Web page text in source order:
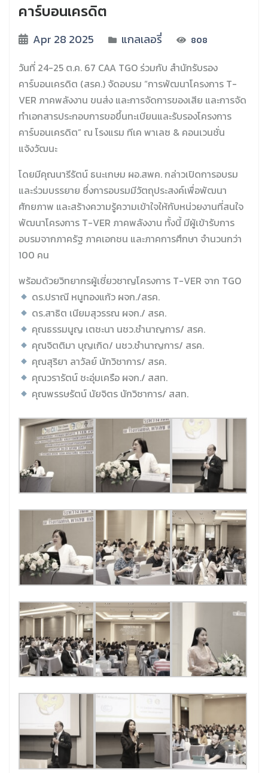
คาร์บอนเครดิต
Apr 28 2025 แกลเลอรี่ 808
วันที่ 24-25 ต.ค. 67 CAA TGO ร่วมกับ สำนักรับรอง
คาร์บอนเครดิต (สรค.) จัดอบรม “การพัฒนาโครงการ T-
VER ภาคพลังงาน ขนส่ง และการจัดการของเสีย และการจัด
ทำเอกสารประกอบการขอขึ้นทะเบียนและรับรองโครงการ
คาร์บอนเครดิต” ณ โรงแรม ทีเค พาเลซ & คอนเวนชั่น
แจ้งวัฒนะ
โดยมีคุณนารีรัตน์ ธนะเกษม ผอ.สพค. กล่าวเปิดการอบรม
และร่วมบรรยาย ซึ่งการอบรมมีวัตถุประสงค์เพื่อพัฒนา
ศักยภาพ และสร้างความรู้ความเข้าใจให้กับหน่วยงานที่สนใจ
พัฒนาโครงการ T-VER ภาคพลังงาน ทั้งนี้ มีผู้เข้ารับการ
อบรมจากภาครัฐ ภาคเอกชน และภาคการศึกษา จำนวนกว่า
100 คน
พร้อมด้วยวิทยากรผู้เชี่ยวชาญโครงการ T-VER จาก TGO
ดร.ปราณี หนูทองแก้ว ผจก./สรค.
ดร.สาธิต เนียมสุวรรณ ผจก./ สรค.
คุณธรรมนูญ เตชะนา นชว.ชำนาญการ/ สรค.
คุณจิตติมา บุญเกิด/ นชว.ชำนาญการ/ สรค.
คุณสุริยา ลาวัลย์ นักวิชาการ/ สรค.
คุณวรารัตน์ ชะอุ่มเครือ ผจก./ สสท.
คุณพรรษรัตน์ นัยจิตร นักวิชาการ/ สสท.